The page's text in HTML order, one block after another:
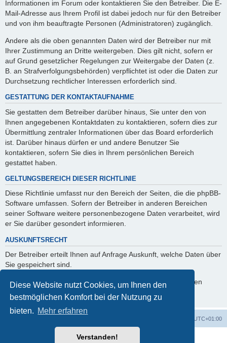
Diese Website nutzt Cookies, um Ihnen den
bestmöglichen Komfort bei der Nutzung zu
bieten. Mehr erfahren
Verstanden!
Informationen im Forum oder kontaktieren Sie den Betreiber. Die E-
Mail-Adresse aus Ihrem Profil ist dabei jedoch nur für den Betreiber
und von ihm beauftragte Personen (Administratoren) zugänglich.
Andere als die oben genannten Daten wird der Betreiber nur mit
Ihrer Zustimmung an Dritte weitergeben. Dies gilt nicht, sofern er
auf Grund gesetzlicher Regelungen zur Weitergabe der Daten (z.
B. an Strafverfolgungsbehörden) verpflichtet ist oder die Daten zur
Durchsetzung rechtlicher Interessen erforderlich sind.
GESTATTUNG DER KONTAKTAUFNAHME
Sie gestatten dem Betreiber darüber hinaus, Sie unter den von
Ihnen angegebenen Kontaktdaten zu kontaktieren, sofern dies zur
Übermittlung zentraler Informationen über das Board erforderlich
ist. Darüber hinaus dürfen er und andere Benutzer Sie
kontaktieren, sofern Sie dies in Ihrem persönlichen Bereich
gestattet haben.
GELTUNGSBEREICH DIESER RICHTLINIE
Diese Richtlinie umfasst nur den Bereich der Seiten, die die phpBB-
Software umfassen. Sofern der Betreiber in anderen Bereichen
seiner Software weitere personenbezogene Daten verarbeitet, wird
er Sie darüber gesondert informieren.
AUSKUNFTSRECHT
Der Betreiber erteilt Ihnen auf Anfrage Auskunft, welche Daten über
Sie gespeichert sind.
Sie können jederzeit die Löschung bzw. Sperrung Ihrer Daten
verlangen. Kontaktieren Sie hierzu bitte den Betreiber.
UTC+01:00
Powered byphpBB® Forum Software © phpBB Limited